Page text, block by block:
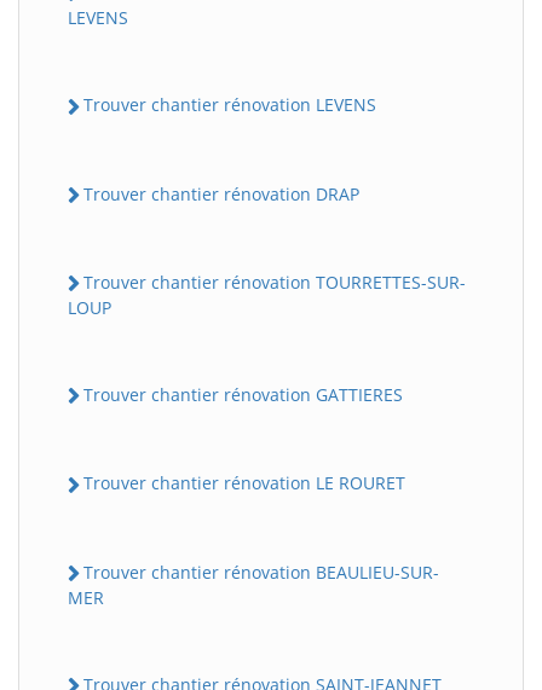
LEVENS
Trouver chantier rénovation LEVENS
Trouver chantier rénovation DRAP
Trouver chantier rénovation TOURRETTES-SUR-
LOUP
Trouver chantier rénovation GATTIERES
Trouver chantier rénovation LE ROURET
Trouver chantier rénovation BEAULIEU-SUR-
MER
Trouver chantier rénovation SAINT-JEANNET